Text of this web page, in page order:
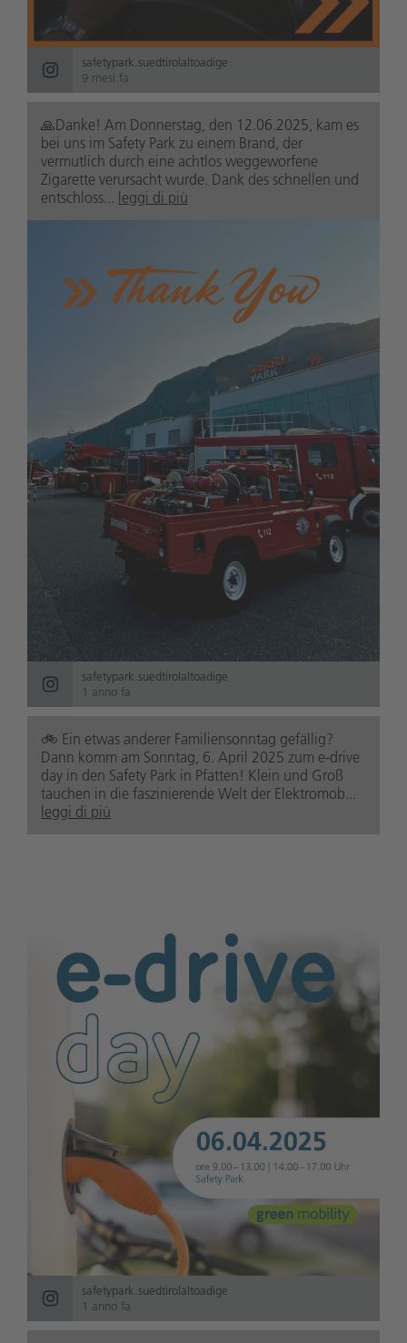
safetypark.suedtirolaltoadige
9 mesi fa
🙏Danke! Am Donnerstag, den 12.06.2025, kam es
bei uns im Safety Park zu einem Brand, der
vermutlich durch eine achtlos weggeworfene
Zigarette verursacht wurde. Dank des schnellen und
entschloss... leggi di più
safetypark.suedtirolaltoadige
1 anno fa
🚲️ Ein etwas anderer Familiensonntag gefällig?
Dann komm am Sonntag, 6. April 2025 zum e-drive
day in den Safety Park in Pfatten! Klein und Groß
tauchen in die faszinierende Welt der Elektromob...
leggi di più
safetypark.suedtirolaltoadige
1 anno fa